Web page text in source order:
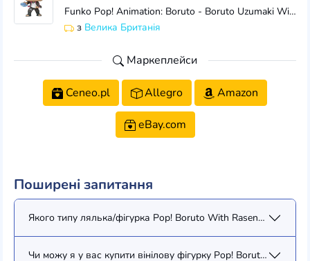
Funko Pop! Animation: Boruto - Boruto Uzumaki With Ransengan - Glow In the Dark - Boruto: Naruto Next Generations - Amazon Exclusive - Collectable Vin
з Велика Британія
Маркеплейси
Ceneo.pl Allegro Amazon
eBay.com
Поширені запитання
Якого типу лялька/фігурка Pop! Boruto With Rasengan (Glow)
Чи можу я у вас купити вінілову фігурку Pop! Boruto With